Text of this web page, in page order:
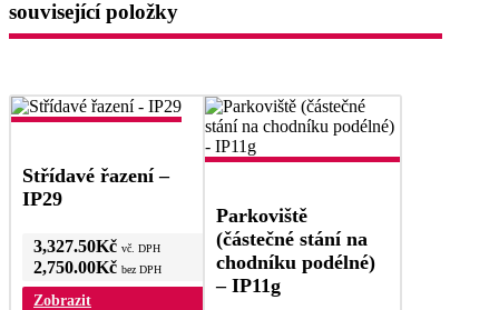
vybrat
na
související položky
Střídavé řazení –
IP29
3,327.50Kč vč. DPH
2,750.00Kč bez DPH
Zobrazit
Parkoviště
(částečné stání na
chodníku podélné)
– IP11g